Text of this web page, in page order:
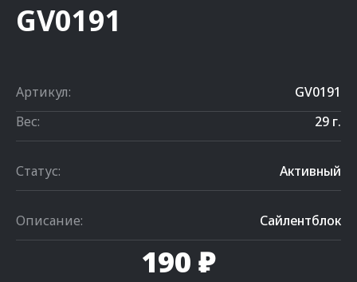
GV0191
Артикул:
GV0191
Вес:
29 г.
Статус: Активный
Описание: Сайлентблок
190 ₽